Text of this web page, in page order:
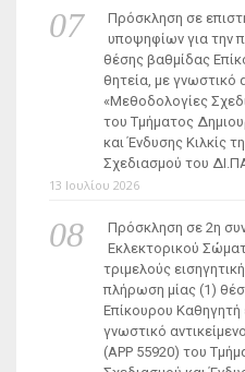
Πρόσκληση σε
υποψηφίων για την
θέσης βαθμίδας
θητεία, με γνωστικό
«Μεθοδολογίες
του Τμήματος
και Ένδυσης Κιλκίς
Σχεδιασμού του
13 Ιουλίου 2026
Πρόσκληση σε 2η
Εκλεκτορικού
τριμελούς
πλήρωση μίας (1)
Επίκουρου Καθηγητή
γνωστικό
(ΑΡΡ 55920) του